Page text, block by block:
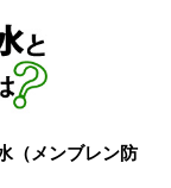
（メンブレン防